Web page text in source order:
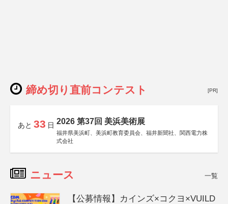
締め切り直前コンテスト [PR]
あと 33 日 2026 第37回 美浜美術展
福井県美浜町、美浜町教育委員会、福井新聞社、関西電力株
式会社
ニュース 一覧
【公募情報】カインズ×コクヨ×VUILD